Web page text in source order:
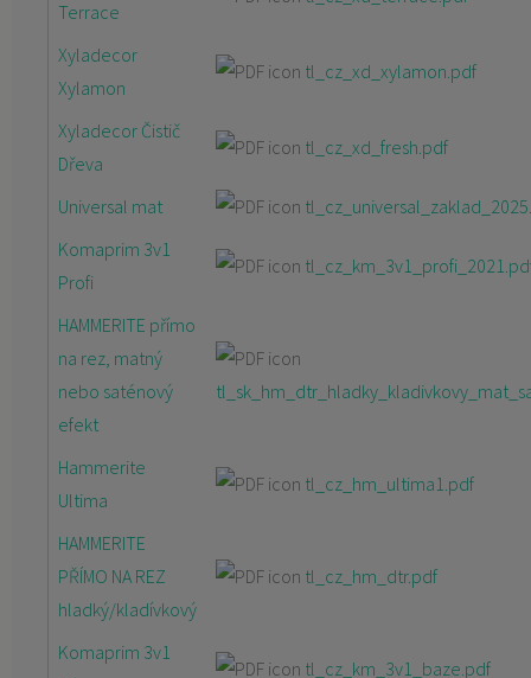
Terrace
Xyladecor
Xylamon
tl_cz_xd_xylamon.pdf
Xyladecor Čistič
Dřeva
tl_cz_xd_fresh.pdf
Universal mat
Komaprim 3v1
Profi
HAMMERITE přímo
na rez, matný
nebo saténový
efekt
Hammerite
Ultima
tl_cz_hm_ultima1.pdf
HAMMERITE
PŘÍMO NA REZ
hladký/kladívkový
tl_cz_hm_dtr.pdf
Komaprim 3v1
tl_cz_km_3v1_baze.pdf